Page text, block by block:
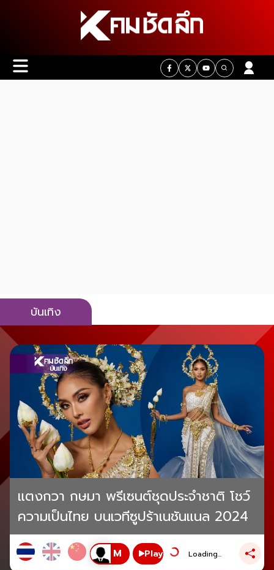
บันเทิง
แตงกวา กษมา พรีเซนต์ชุดประจำชาติ โชว์
ความเป็นไทย บนเวทีซูปร้าเนชันแนล 2024
Play Loading...